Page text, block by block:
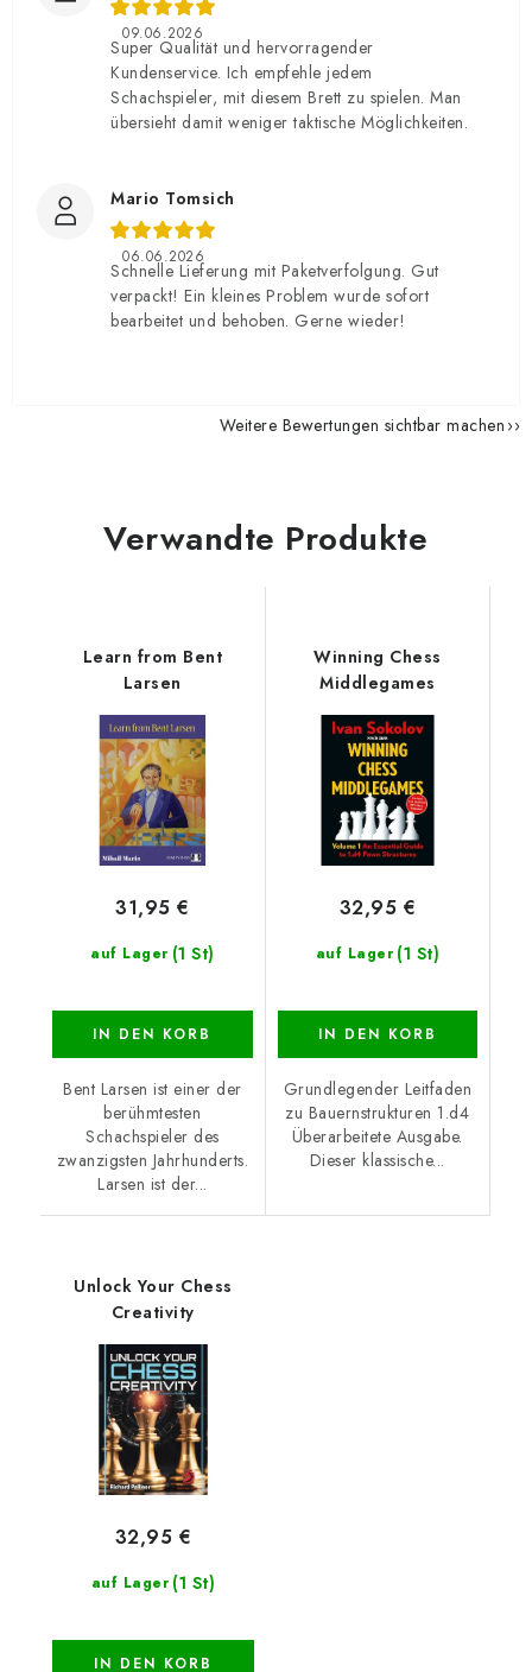
09.06.2026
Super Qualität und hervorragender
Kundenservice. Ich empfehle jedem
Schachspieler, mit diesem Brett zu spielen. Man
übersieht damit weniger taktische Möglichkeiten.
Mario Tomsich
06.06.2026
Schnelle Lieferung mit Paketverfolgung. Gut
verpackt! Ein kleines Problem wurde sofort
bearbeitet und behoben. Gerne wieder!
Weitere Bewertungen sichtbar machen
Verwandte Produkte
Learn from Bent
Larsen
auf Lager (1 St)
31,95 €
IN DEN KORB
Bent Larsen ist einer der
berühmtesten
Schachspieler des
zwanzigsten Jahrhunderts.
Larsen ist der...
Winning Chess
Middlegames
auf Lager (1 St)
32,95 €
IN DEN KORB
Grundlegender Leitfaden
zu Bauernstrukturen 1.d4
Überarbeitete Ausgabe.
Dieser klassische...
Unlock Your Chess
Creativity
auf Lager (1 St)
32,95 €
IN DEN KORB